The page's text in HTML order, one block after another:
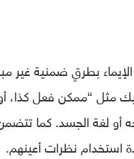
بطرقٍ ضمنية غير
مثل “ممكن فعل كذا،
أو لغة الجسد. كما
استخدام نظرات أعينهم.